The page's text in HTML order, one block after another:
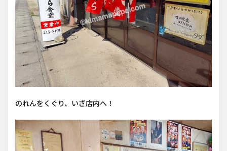
のれんをくぐり、いざ店内へ！